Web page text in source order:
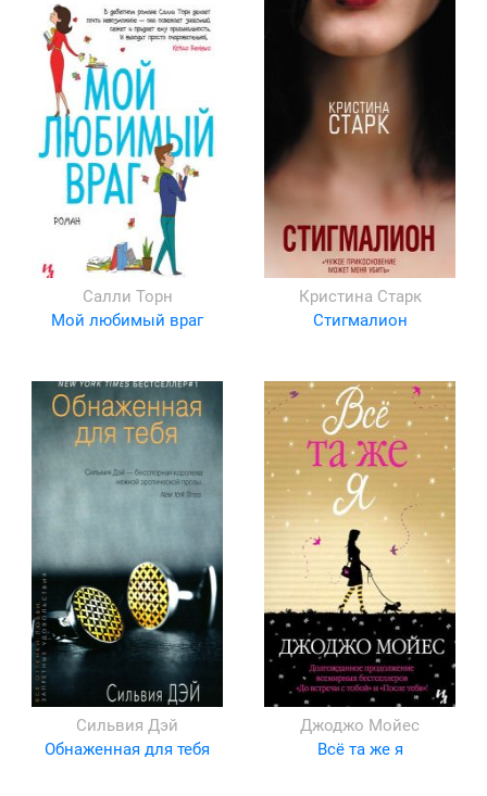
Салли Торн
Мой любимый враг
Кристина Старк
Стигмалион
Сильвия Дэй
Обнаженная для тебя
Джоджо Мойес
Всё та же я